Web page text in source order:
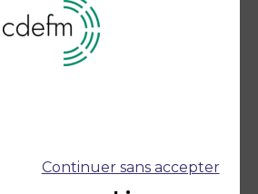
Continuer sans accepter